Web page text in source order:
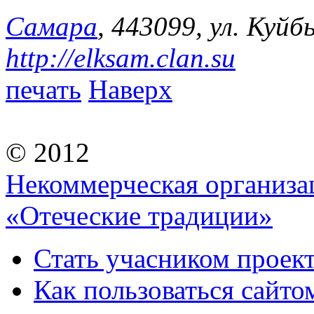
Самара, 443099, ул.
http://elksam.clan.su
печать Наверх
© 2012
Некоммерческая
«Отеческие традиции»
Стать учасником
Как пользоваться